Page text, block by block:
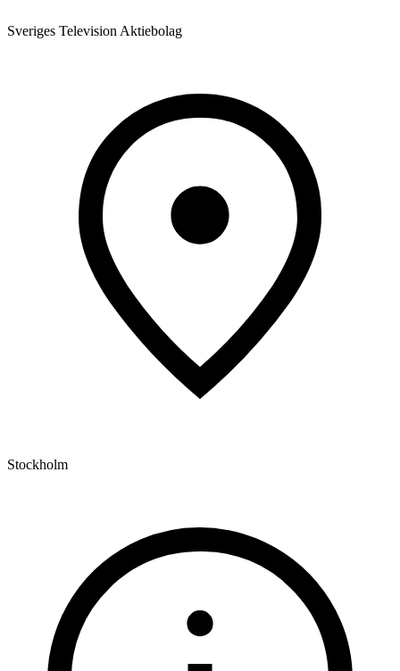
Sveriges Television Aktiebolag
Stockholm